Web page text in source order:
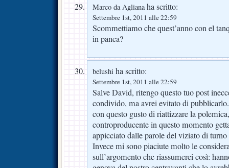
Marco da Aglianaha scritto:
Settembre 1st, 2011 alle 22:59
Scommettiamo che quest’anno con el
in panca?
belushi ha scritto:
Settembre 1st, 2011 alle 22:59
Salve David, ritengo questo tuo post
condivido, ma avrei evitato di
con questo gusto di riattizzare la
controproducente in questo momento
appicciato dalle parole del viziato di
Invece mi sono piaciute molto le
sull’argomento che riassumerei così: